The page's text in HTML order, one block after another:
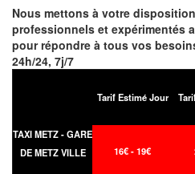
Nous mettons à votre
professionnels et expérimentés
pour répondre à tous vos
24h/24, 7j/7
Tarif Estimé Jour
TAXI METZ - GARE
DE METZ VILLE
16€ - 19€